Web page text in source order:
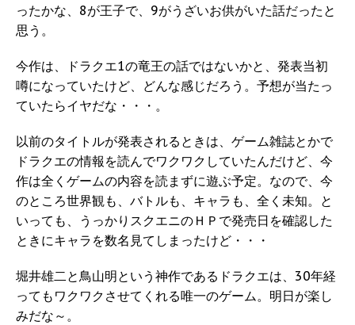
ったかな、8が王子で、9がうざいお供がいた話だったと
思う。
今作は、ドラクエ1の竜王の話ではないかと、発表当初
噂になっていたけど、どんな感じだろう。予想が当たっ
ていたらイヤだな・・・。
以前のタイトルが発表されるときは、ゲーム雑誌とかで
ドラクエの情報を読んでワクワクしていたんだけど、今
作は全くゲームの内容を読まずに遊ぶ予定。なので、今
のところ世界観も、バトルも、キャラも、全く未知。と
いっても、うっかりスクエニのＨＰで発売日を確認した
ときにキャラを数名見てしまったけど・・・
堀井雄二と鳥山明という神作であるドラクエは、30年経
ってもワクワクさせてくれる唯一のゲーム。明日が楽し
みだな～。